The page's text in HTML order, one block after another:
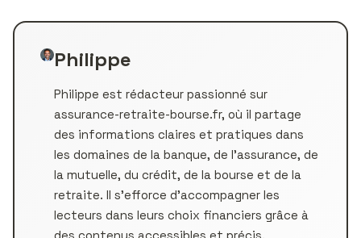
Philippe
Philippe est rédacteur passionné sur
assurance-retraite-bourse.fr, où il partage
des informations claires et pratiques dans
les domaines de la banque, de l’assurance, de
la mutuelle, du crédit, de la bourse et de la
retraite. Il s’efforce d’accompagner les
lecteurs dans leurs choix financiers grâce à